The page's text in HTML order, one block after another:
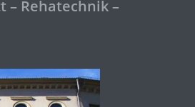
Rehatechnik –